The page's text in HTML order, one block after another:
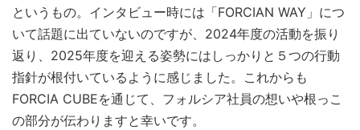
というもの。インタビュー時には「FORCIAN WAY」につ
いて話題に出ていないのですが、2024年度の活動を振り
返り、2025年度を迎える姿勢にはしっかりと５つの行動
指針が根付いているように感じました。 これからも
FORCIA CUBEを通じて、フォルシア社員の想いや根っこ
の部分が伝わりますと幸いです。